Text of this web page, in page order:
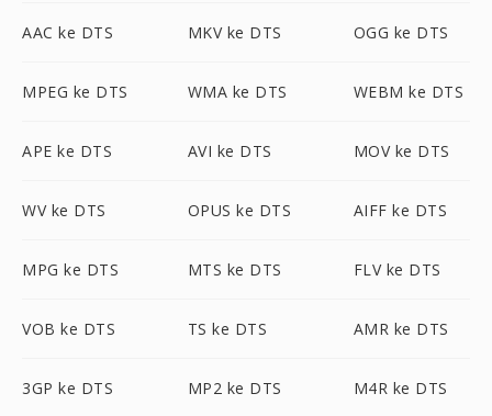
AAC ke DTS MKV ke DTS OGG ke DTS
MPEG ke DTS WMA ke DTS WEBM ke DTS
APE ke DTS AVI ke DTS MOV ke DTS
WV ke DTS OPUS ke DTS AIFF ke DTS
MPG ke DTS MTS ke DTS FLV ke DTS
VOB ke DTS TS ke DTS AMR ke DTS
3GP ke DTS MP2 ke DTS M4R ke DTS